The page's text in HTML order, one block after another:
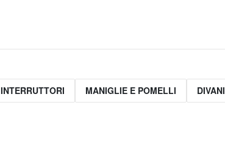
INTERRUTTORI MANIGLIE E POMELLI DIVANI